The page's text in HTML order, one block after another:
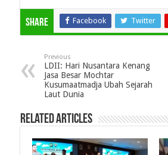
Share Facebook Twitter
Previous
LDII: Hari Nusantara Kenang
Jasa Besar Mochtar
Kusumaatmadja Ubah Sejarah
Laut Dunia
Related Articles